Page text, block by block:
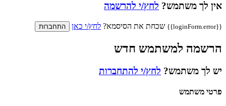
אין לך משתמש? לחץ/י להרשמה
{{loginForm.error}} שכחת את הסיסמא? לחץ/י כאן התחברות
הרשמה למשתמש חדש
יש לך משתמש? לחץ/י להתחברות
פרטי משתמש